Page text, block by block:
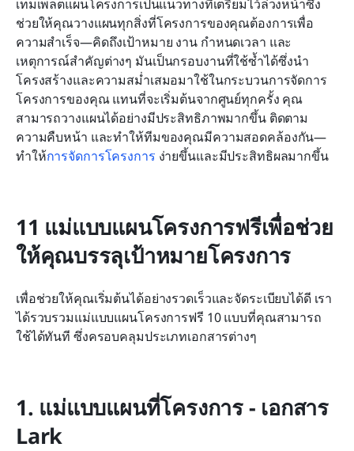
เทมเพลตแผนโครงการเป็นแนวทางที่เตรียมไว้ล่วงหน้าซึ่ง
ช่วยให้คุณวางแผนทุกสิ่งที่โครงการของคุณต้องการเพื่อ
ความสำเร็จ—คิดถึงเป้าหมาย งาน กำหนดเวลา และ
เหตุการณ์สำคัญต่างๆ มันเป็นกรอบงานที่ใช้ซ้ำได้ซึ่งนำ
โครงสร้างและความสม่ำเสมอมาใช้ในกระบวนการจัดการ
โครงการของคุณ แทนที่จะเริ่มต้นจากศูนย์ทุกครั้ง คุณ
สามารถวางแผนได้อย่างมีประสิทธิภาพมากขึ้น ติดตาม
ความคืบหน้า และทำให้ทีมของคุณมีความสอดคล้องกัน—
ทำให้การจัดการโครงการ ง่ายขึ้นและมีประสิทธิผลมากขึ้น
11 แม่แบบแผนโครงการฟรีเพื่อช่วย
ให้คุณบรรลุเป้าหมายโครงการ
เพื่อช่วยให้คุณเริ่มต้นได้อย่างรวดเร็วและจัดระเบียบได้ดี เรา
ได้รวบรวมแม่แบบแผนโครงการฟรี 10 แบบที่คุณสามารถ
ใช้ได้ทันที ซึ่งครอบคลุมประเภทเอกสารต่างๆ
1. แม่แบบแผนที่โครงการ - เอกสาร
Lark